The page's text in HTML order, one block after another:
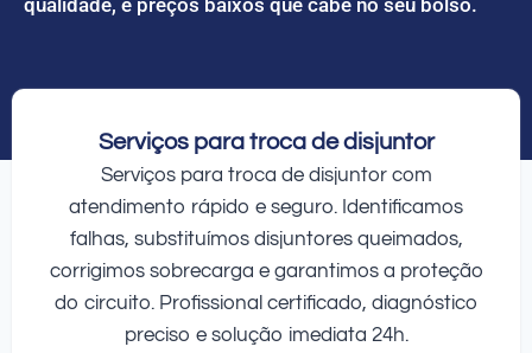
Serviços para troca de disjuntor
Serviços para troca de disjuntor com
atendimento rápido e seguro. Identificamos
falhas, substituímos disjuntores queimados,
corrigimos sobrecarga e garantimos a proteção
do circuito. Profissional certificado, diagnóstico
preciso e solução imediata 24h.